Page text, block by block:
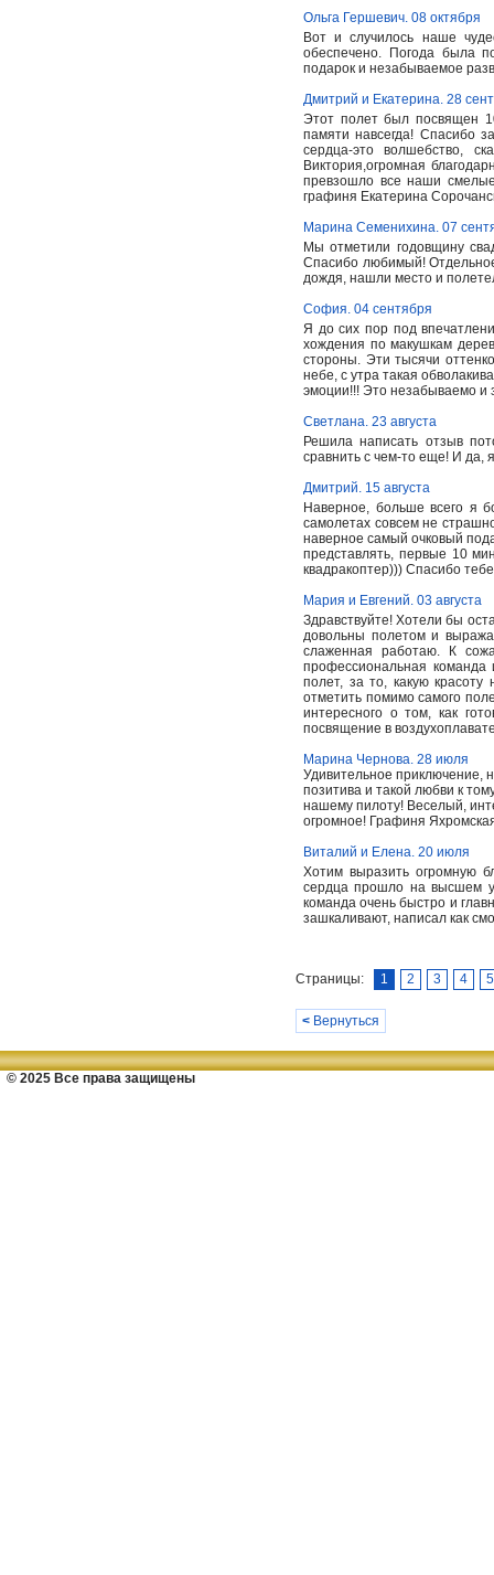
Ольга Гершевич. 08 октября
Вот и случилось наше
обеспечено. Погода была
подарок и незабываемое
Дмитрий и Екатерина. 28
Этот полет был посвящен
памяти навсегда! Спасибо
сердца-это волшебство,
Виктория,огромная
превзошло все наши
графиня Екатерина
Марина Семенихина. 07
Мы отметили годовщину
Спасибо любимый!
дождя, нашли место и
София. 04 сентября
Я до сих пор под
хождения по макушкам
стороны. Эти тысячи
небе, с утра такая
эмоции!!! Это незабываемо и
Светлана. 23 августа
Решила написать отзыв
сравнить с чем-то еще! И да,
Дмитрий. 15 августа
Наверное, больше всего я
самолетах совсем не
наверное самый очковый
представлять, первые 10
квадракоптер))) Спасибо
Мария и Евгений. 03 августа
Здравствуйте! Хотели бы
довольны полетом и
слаженная работаю. К
профессиональная
полет, за то, какую
отметить помимо самого
интересного о том, как
посвящение в
Марина Чернова. 28 июля
Удивительное приключение,
позитива и такой любви к
нашему пилоту! Веселый,
огромное! Графиня
Виталий и Елена. 20 июля
Хотим выразить огромную
сердца прошло на высшем
команда очень быстро и
зашкаливают, написал как
Страницы: 1 2 3 4 5
< Вернуться
© 2025 Все права защищены